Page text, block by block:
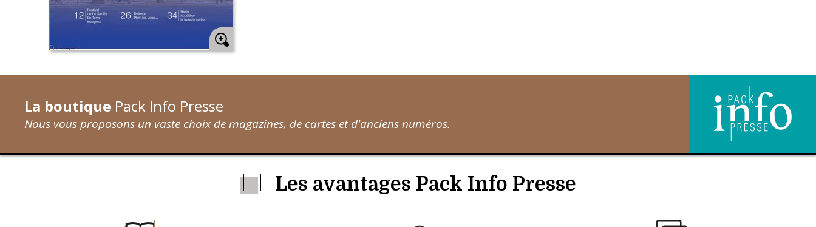
La boutique Pack Info Presse
Nous vous proposons un vaste choix de magazines, de cartes et d'anciens numéros.
Les avantages Pack Info Presse